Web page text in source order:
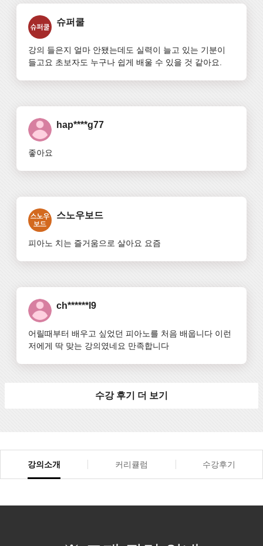
슈퍼쿨
강의 들은지 얼마 안됐는데도 실력이 늘고 있는 기분이
들고요 초보자도 누구나 쉽게 배울 수 있을 것 같아요.
hap****g77
좋아요
스노우보드
피아노 치는 즐거움으로 살아요 요즘
ch******l9
어릴때부터 배우고 싶었던 피아노를 처음 배웁니다 이런
저에게 딱 맞는 강의였네요 만족합니다
수강 후기 더 보기
강의소개 커리큘럼 수강후기